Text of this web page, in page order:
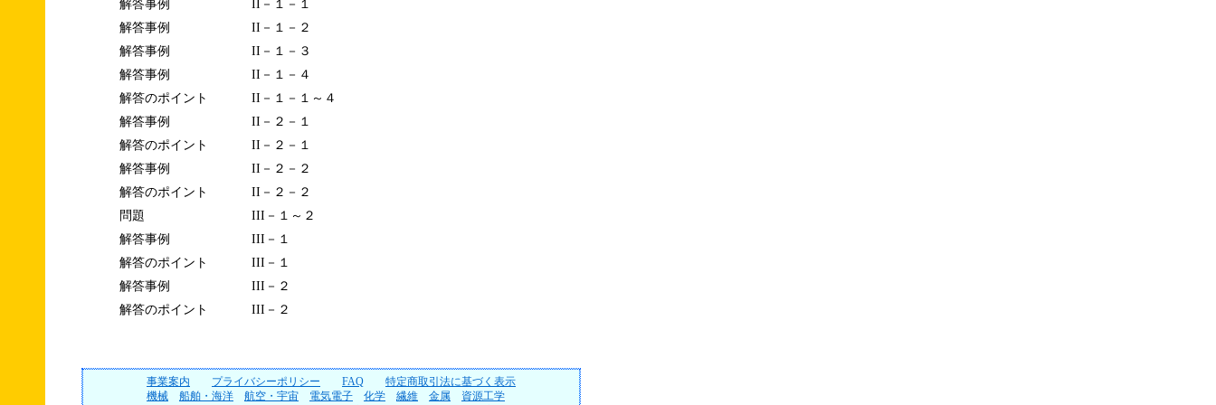
解答事例
II－１－１
解答事例
II－１－２
解答事例
II－１－３
解答事例
II－１－４
解答のポイント
II－１－１～４
解答事例
II－２－１
解答のポイント
II－２－１
解答事例
II－２－２
解答のポイント
II－２－２
問題
III－１～２
解答事例
III－１
解答のポイント
III－１
解答事例
III－２
解答のポイント
III－２
事業案内 プライバシーポリシー FAQ
特定商取引法に基づく表示
機械
船舶・海洋 航空・宇宙 電気電子 化学 繊維 金属
資源工学